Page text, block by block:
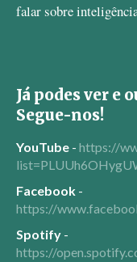
falar sobre
Já podes ver e
Segue-nos!
YouTube - https://
Facebook -
https://
Spotify -
https://